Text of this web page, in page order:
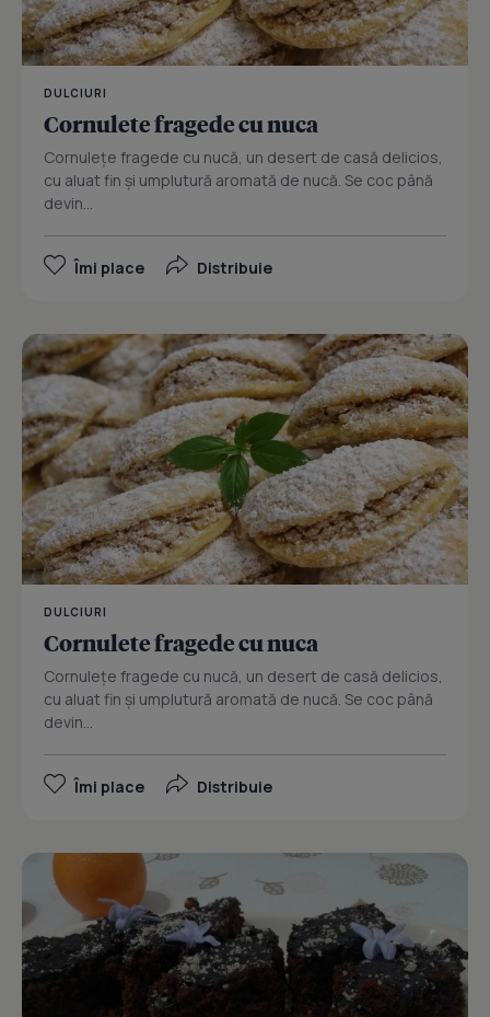
DULCIURI
Cornulete fragede cu nuca
Cornulețe fragede cu nucă, un desert de casă delicios,
cu aluat fin și umplutură aromată de nucă. Se coc până
devin...
Îmi place Distribuie
DULCIURI
Cornulete fragede cu nuca
Cornulețe fragede cu nucă, un desert de casă delicios,
cu aluat fin și umplutură aromată de nucă. Se coc până
devin...
Îmi place Distribuie